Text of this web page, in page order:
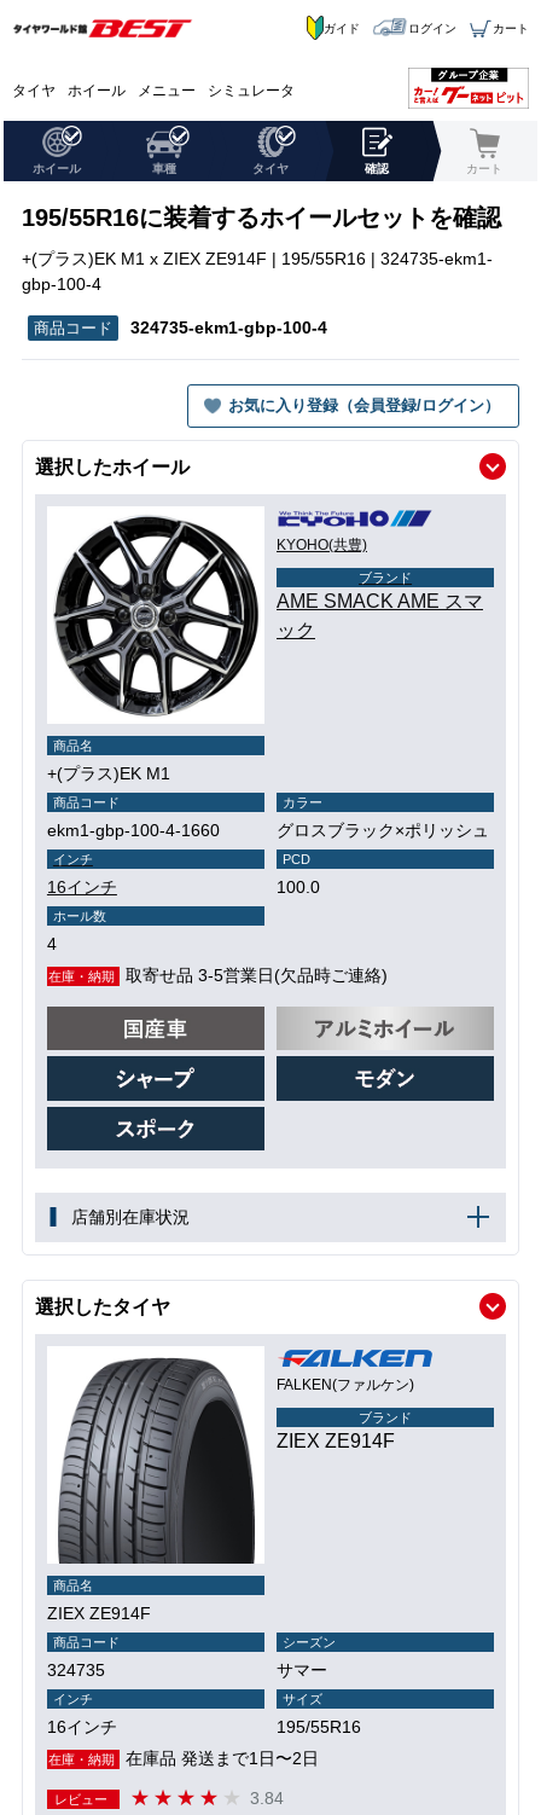
タイヤ ホイール メニュー シミュレータ
ガイド ログイン カート
ホイール 車種 タイヤ 確認 カート
195/55R16に装着するホイールセットを確認
+(プラス)EK M1 x ZIEX ZE914F | 195/55R16 | 324735-ekm1-
gbp-100-4
324735-ekm1-gbp-100-4
お気に入り登録（会員登録/ログイン）
選択したホイール
KYOHO(共豊)
ブランド
AME SMACK AME スマ
ック
商品名
+(プラス)EK M1
商品コード
ekm1-gbp-100-4-1660
カラー
グロスブラック×ポリッシュ
インチ
16インチ
PCD
100.0
ホール数
4
在庫・納期 取寄せ品 3-5営業日(欠品時ご連絡)
店舗別在庫状況
選択したタイヤ
FALKEN(ファルケン)
ブランド
ZIEX ZE914F
商品名
ZIEX ZE914F
商品コード
324735
シーズン
サマー
インチ
16インチ
サイズ
195/55R16
在庫・納期 在庫品 発送まで1日〜2日
レビュー 3.84